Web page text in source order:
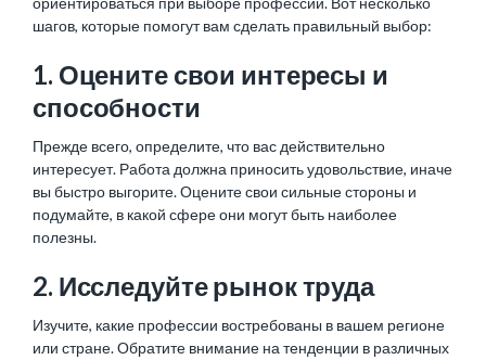
шагов, которые помогут вам сделать правильный выбор:
1. Оцените свои интересы и
способности
Прежде всего, определите, что вас действительно
интересует. Работа должна приносить удовольствие, иначе
вы быстро выгорите. Оцените свои сильные стороны и
подумайте, в какой сфере они могут быть наиболее
полезны.
2. Исследуйте рынок труда
Изучите, какие профессии востребованы в вашем регионе
или стране. Обратите внимание на тенденции в различных